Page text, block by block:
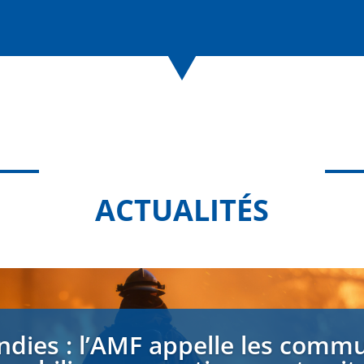
ACTUALITÉS
: l’AMF appelle les